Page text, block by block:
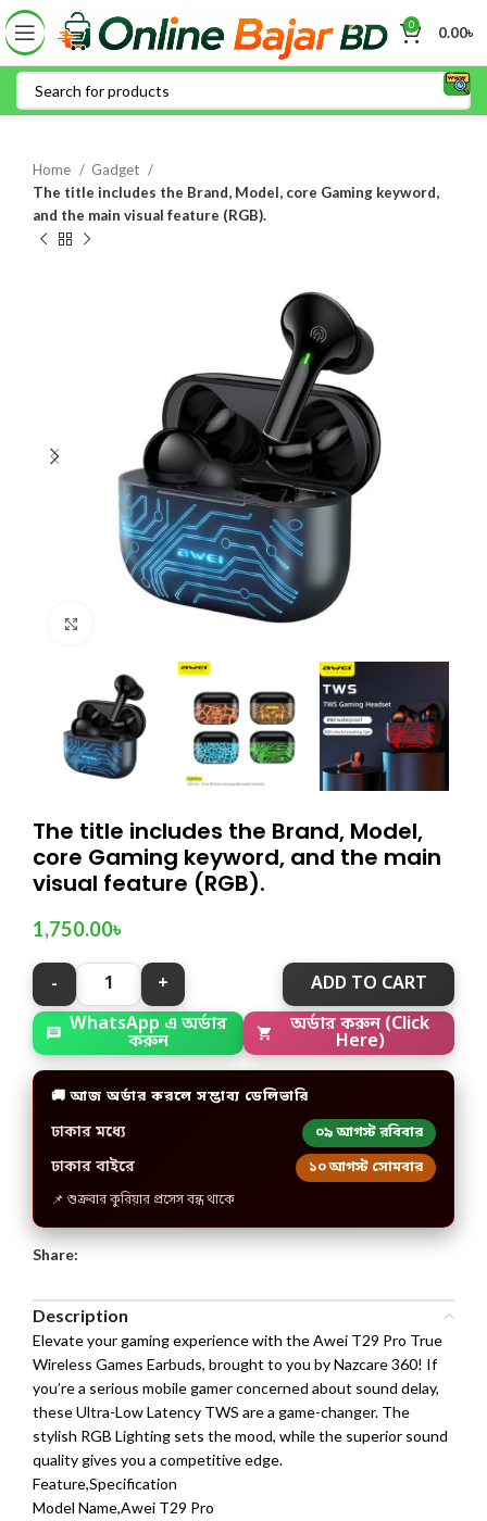
0 0.00৳
Home
Gadget
The title includes the Brand, Model, core Gaming keyword,
and the main visual feature (RGB).
The title includes the Brand, Model,
core Gaming keyword, and the main
visual feature (RGB).
1,750.00৳
ADD TO CART
WhatsApp এ অর্ডার
করুন
অর্ডার করুন (Click
Here)
🚚 আজ অর্ডার করলে সম্ভাব্য ডেলিভারি
ঢাকার মধ্যে ০৯ আগস্ট রবিবার
ঢাকার বাইরে ১০ আগস্ট সোমবার
📌 শুক্রবার কুরিয়ার প্রসেস বন্ধ থাকে
Share:
Description
Elevate your gaming experience with the Awei T29 Pro True
Wireless Games Earbuds, brought to you by Nazcare 360! If
you’re a serious mobile gamer concerned about sound delay,
these Ultra-Low Latency TWS are a game-changer. The
stylish RGB Lighting sets the mood, while the superior sound
quality gives you a competitive edge.
Feature,Specification
Model Name,Awei T29 Pro